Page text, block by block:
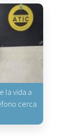
la vida a
cerca